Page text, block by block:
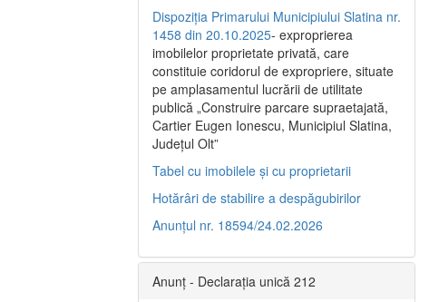
Dispoziția Primarului Municipiului Slatina nr.
1458 din 20.10.2025- exproprierea
imobilelor proprietate privată, care
constituie coridorul de expropriere, situate
pe amplasamentul lucrării de utilitate
publică „Construire parcare supraetajată,
Cartier Eugen Ionescu, Municipiul Slatina,
Județul Olt”
Tabel cu imobilele și cu proprietarii
Hotărâri de stabilire a despăgubirilor
Anunțul nr. 18594/24.02.2026
Anunț - Declarația unică 212